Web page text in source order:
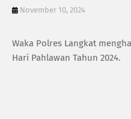
November 10, 2024
Waka Polres Langkat
Hari Pahlawan Tahun 2024.